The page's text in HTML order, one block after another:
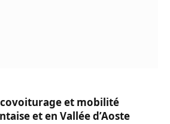
et mobilité
et en Vallée d’Aoste